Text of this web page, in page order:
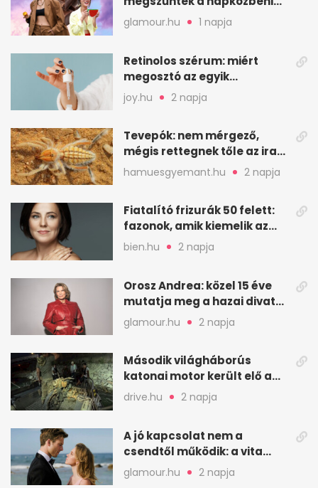
nassolási rohamok
glamour.hu 1 napja
Retinolos szérum: miért
megosztó az egyik
leghatásosabb
öregedésgátló?
joy.hu 2 napja
Tevepók: nem mérgező,
mégis rettegnek tőle az iraki
sivatagban
hamuesgyemant.hu 2 napja
Fiatalító frizurák 50 felett:
fazonok, amik kiemelik az
arcodat
bien.hu 2 napja
Orosz Andrea: közel 15 éve
mutatja meg a hazai divat
arcait
glamour.hu 2 napja
Második világháborús
katonai motor került elő a
Dunából a Batthyány térnél
drive.hu 2 napja
A jó kapcsolat nem a
csendtől működik: a vita
néha egészséges jel
glamour.hu 2 napja